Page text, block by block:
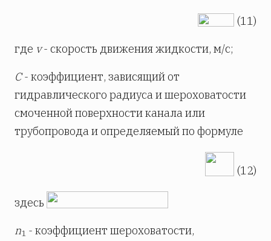
(11)
где v- скорость движения жидкости, м/с;
С- коэффициент, зависящий от
гидравлического радиуса и шероховатости
смоченной поверхности канала или
трубопровода и определяемый по формуле
(12)
здесь
n1 - коэффициент шероховатости,